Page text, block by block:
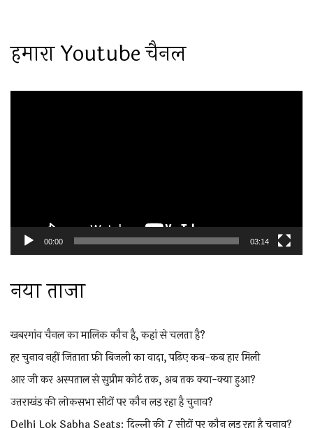
हमारा Youtube चैनल
00:00 03:14
नया ताजा
खबरगांव चैनल का मालिक कौन है, कहां से चलता है?
हर चुनाव नहीं जिताता फ्री बिजली का वादा, पढ़िए कब-कब हार मिली
आर जी कर अस्पताल से सुप्रीम कोर्ट तक, अब तक क्या-क्या हुआ?
उत्तराखंड की लोकसभा सीटों पर कौन लड़ रहा है चुनाव?